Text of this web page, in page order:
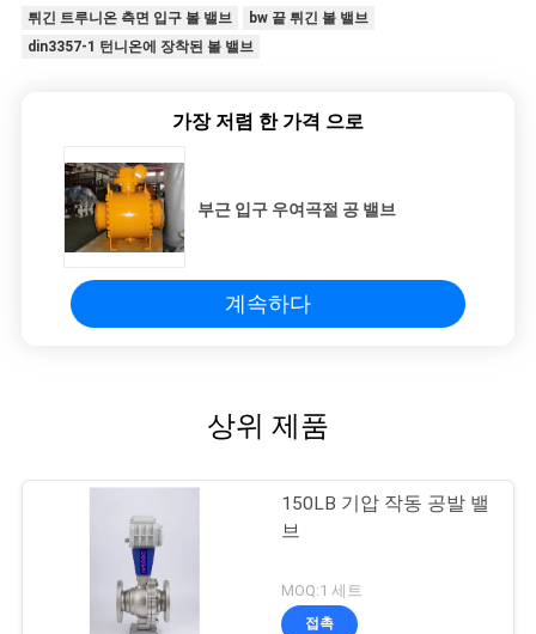
튀긴 트루니온 측면 입구 볼 밸브
bw 끝 튀긴 볼 밸브
din3357-1 턴니온에 장착된 볼 밸브
가장 저렴 한 가격 으로
부근 입구 우여곡절 공 밸브
계속하다
상위 제품
150LB 기압 작동 공발 밸
브
MOQ:1 세트
접촉